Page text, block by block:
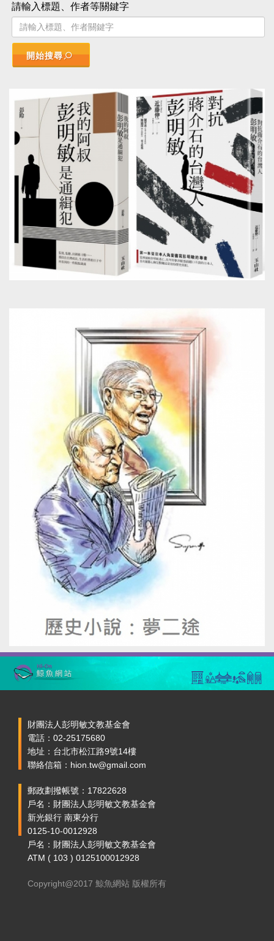
請輸入標題、作者等關鍵字
開始搜尋
財團法人彭明敏文教基金會
電話：02-25175680
地址：台北市松江路9號14樓
聯絡信箱：hion.tw@gmail.com
郵政劃撥帳號：17822628
戶名：財團法人彭明敏文教基金會
新光銀行 南東分行
0125-10-0012928
戶名：財團法人彭明敏文教基金會
ATM ( 103 ) 0125100012928
Copyright@2017 鯨魚網站 版權所有